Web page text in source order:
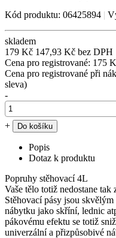
Kód produktu: 06425894 |
skladem
179 Kč 147,93 Kč bez DPH
Cena pro registrované: 175
Cena pro registrované při
sleva)
-
+
Popis
Dotaz k produktu
Popruhy stěhovací 4L
Vaše tělo totiž nedostane
Stěhovací pásy jsou
nábytku jako skříní, lednic
pákovému efektu se totiž
univerzální a přizpůsobivé